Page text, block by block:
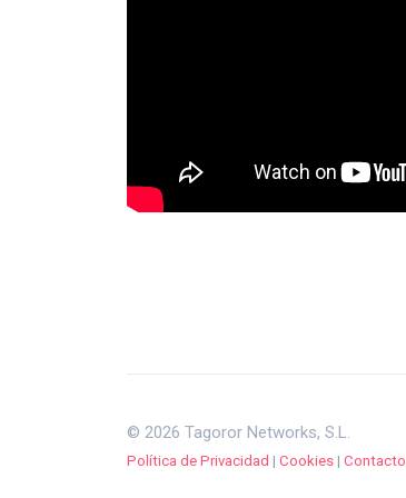
© 2026 Tagoror Networks, S.L.
Política de Privacidad | Cookies | Contacto